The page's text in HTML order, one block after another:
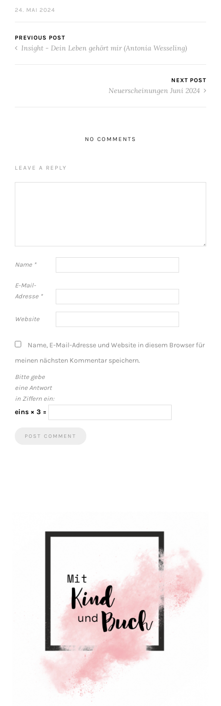
24. MAI 2024
PREVIOUS POST
Insight - Dein Leben gehört mir (Antonia Wesseling)
NEXT POST
Neuerscheinungen Juni 2024
NO COMMENTS
LEAVE A REPLY
Name *
E-Mail-
Adresse *
Website
Name, E-Mail-Adresse und Website in diesem Browser für
meinen nächsten Kommentar speichern.
Bitte gebe
eine Antwort
in Ziffern ein:
eins × 3 =